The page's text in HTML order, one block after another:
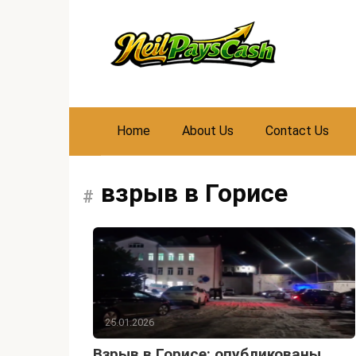
Home About Us Contact Us
взрыв в Горисе
25.01.2026